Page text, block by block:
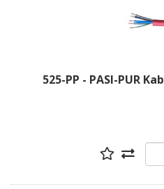
525-PP - PASI-PUR